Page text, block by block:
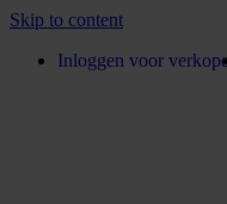
Skip to content
Inloggen voor